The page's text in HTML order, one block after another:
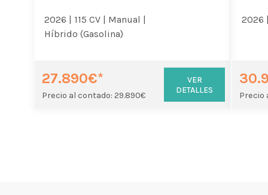
2026 | 115 CV |
Manual |
Híbrido (Gasolina)
27.890€*
Precio al contado: 29.890€
VER
DETALLES
2026
Precio